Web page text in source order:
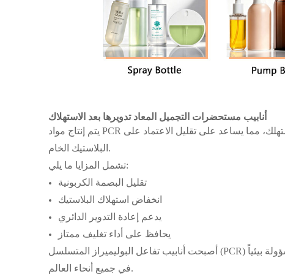
أنابيب مستحضرات التجميل المعاد تدويرها بعد الاستهلاك
يتم إنتاج مواد PCR باستخدام البلاستيك المعاد تدويره الذي يتم جمعه بعد استخدام المستهلك، مما يساعد على تقليل الاعتماد على
البلاستيك الخام.
تشمل المزايا ما يلي:
تقليل البصمة الكربونية
انخفاض استهلاك البلاستيك
يدعم إعادة التدوير الدائري
يحافظ على أداء تغليف ممتاز
أصبحت أنابيب تفاعل البوليميراز المتسلسل (PCR) شائعة بشكل متزايد بين العلامات التجارية لمستحضرات التجميل المسؤولة بيئياً
في جميع أنحاء العالم.